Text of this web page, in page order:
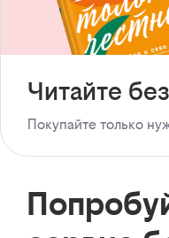
Читайте
Покупайте только